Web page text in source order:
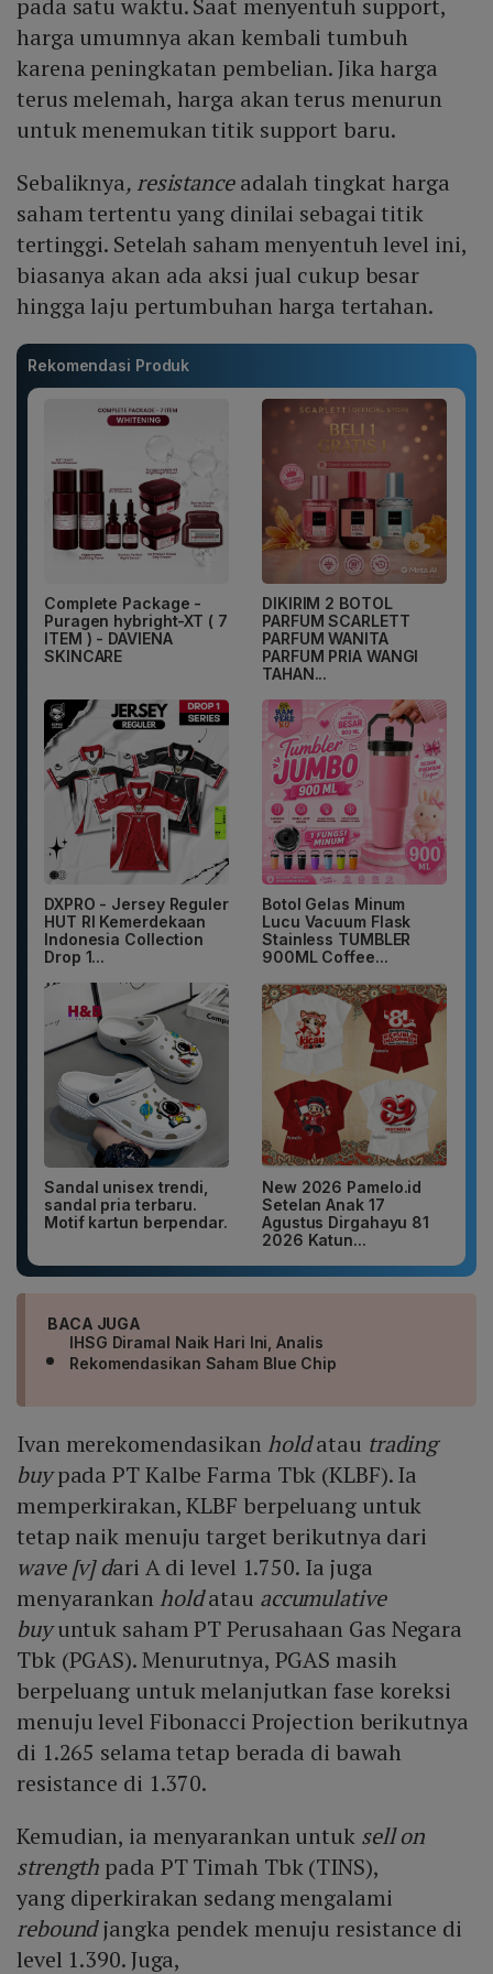
pada satu waktu. Saat menyentuh support,
harga umumnya akan kembali tumbuh
karena peningkatan pembelian. Jika harga
terus melemah, harga akan terus menurun
untuk menemukan titik support baru.
Sebaliknya, resistanceadalah tingkat harga
saham tertentu yang dinilai sebagai titik
tertinggi. Setelah saham menyentuh level ini,
biasanya akan ada aksi jual cukup besar
hingga laju pertumbuhan harga tertahan.
Rekomendasi Produk
Complete Package -
Puragen hybright-XT ( 7
ITEM ) - DAVIENA
SKINCARE
DIKIRIM 2 BOTOL
PARFUM SCARLETT
PARFUM WANITA
PARFUM PRIA WANGI
TAHAN...
DXPRO - Jersey Reguler
HUT RI Kemerdekaan
Indonesia Collection
Drop 1...
Botol Gelas Minum
Lucu Vacuum Flask
Stainless TUMBLER
900ML Coffee...
Sandal unisex trendi,
sandal pria terbaru.
Motif kartun berpendar.
New 2026 Pamelo.id
Setelan Anak 17
Agustus Dirgahayu 81
2026 Katun...
BACA JUGA
IHSG Diramal Naik Hari Ini, Analis
Rekomendasikan Saham Blue Chip
Ivan merekomendasikan holdatau trading
buypada PT Kalbe Farma Tbk (KLBF). Ia
memperkirakan, KLBF berpeluang untuk
tetap naik menuju target berikutnya dari
wave [v] dari A di level 1.750. Ia juga
menyarankan holdatau accumulative
buyuntuk saham PT Perusahaan Gas Negara
Tbk (PGAS). Menurutnya, PGAS masih
berpeluang untuk melanjutkan fase koreksi
menuju level Fibonacci Projection berikutnya
di 1.265 selama tetap berada di bawah
resistance di 1.370.
Kemudian, ia menyarankan untuk sell on
strength pada PT Timah Tbk (TINS),
yang diperkirakan sedang mengalami
reboundjangka pendek menuju resistance di
level 1.390. Juga,